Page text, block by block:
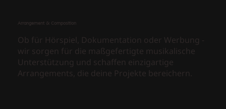
Arrangement & Composition
Ob für Hörspiel, Dokumentation oder Werbung -
wir sorgen für die maßgefertigte musikalische
Unterstützung und schaffen einzigartige
Arrangements, die deine Projekte bereichern.